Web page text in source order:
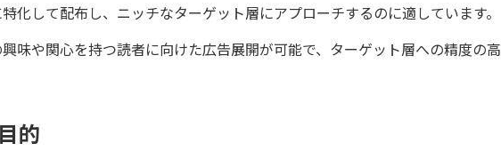
化して配布し、ニッチなターゲット層にアプローチするのに適しています。
味や関心を持つ読者に向けた広告展開が可能で、ターゲット層への精度の高
的